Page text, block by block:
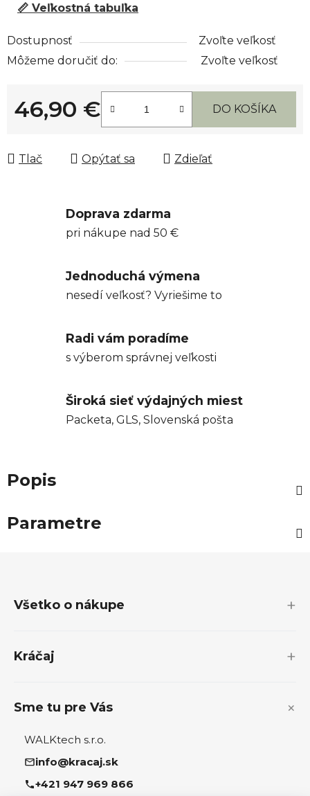
📏 Veľkostná tabuľka
Dostupnosť
Zvoľte veľkosť
Môžeme doručiť do:
Zvoľte veľkosť
46,90 €
Jednotková cena:
DO KOŠÍKA
Tlač Opýtať sa Zdieľať
Doprava zdarma
pri nákupe nad 50 €
Jednoduchá výmena
nesedí veľkosť? Vyriešime to
Radi vám poradíme
s výberom správnej veľkosti
Široká sieť výdajných miest
Packeta, GLS, Slovenská pošta
Popis
Parametre
Všetko o nákupe
Kráčaj
Sme tu pre Vás
WALKtech s.r.o.
info@kracaj.sk
+421 947 969 866